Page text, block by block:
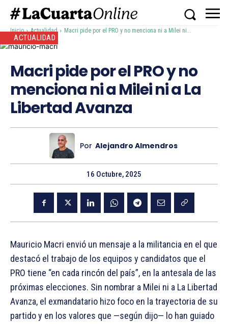
Inicio Actualidad Macri pide por el PRO y no menciona ni a Milei ni...
ACTUALIDAD
Macri pide por el PRO y no
menciona ni a Milei ni a La
Libertad Avanza
Por Alejandro Almendros
16 Octubre, 2025
Mauricio Macri envió un mensaje a la militancia en el que
destacó el trabajo de los equipos y candidatos que el
PRO tiene “en cada rincón del país”, en la antesala de las
próximas elecciones. Sin nombrar a Milei ni a La Libertad
Avanza, el exmandatario hizo foco en la trayectoria de su
partido y en los valores que —según dijo— lo han guiado